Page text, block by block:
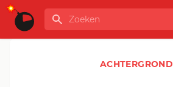
Ga naar de inhoud
GLOBALINFO
Zoeken
ACHTERGROND